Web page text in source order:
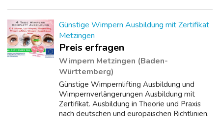
Günstige Wimpern Ausbildung mit Zertifikat
Metzingen
Preis erfragen
Wimpern Metzingen (Baden-
Württemberg)
Günstige Wimpernlifting Ausbildung und
Wimpernverlängerungen Ausbildung mit
Zertifikat. Ausbildung in Theorie und Praxis
nach deutschen und europäischen Richtlinien.